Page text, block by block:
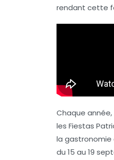
rendant cette
Chaque
les Fiestas
la gastronomie
du 15 au 19